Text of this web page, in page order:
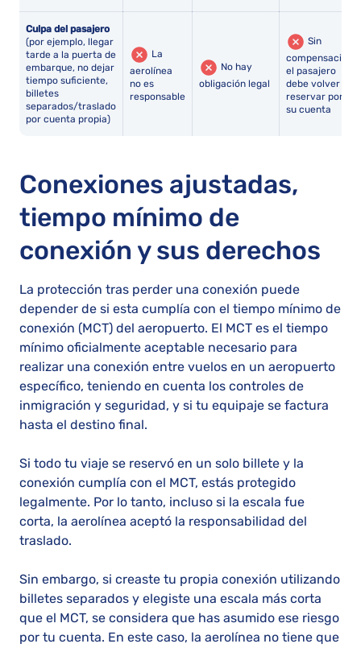
Culpa del pasajero
(por ejemplo, llegar
tarde a la puerta de
embarque, no dejar
tiempo suficiente,
billetes
separados/traslado
por cuenta propia)
La
aerolínea
no es
responsable
No hay
obligación legal
Sin
compensación:
el pasajero
debe volver a
reservar por
su cuenta
Conexiones ajustadas,
tiempo mínimo de
conexión y sus derechos
La protección tras perder una conexión puede
depender de si esta cumplía con el tiempo mínimo de
conexión (MCT) del aeropuerto. El MCT es el tiempo
mínimo oficialmente aceptable necesario para
realizar una conexión entre vuelos en un aeropuerto
específico, teniendo en cuenta los controles de
inmigración y seguridad, y si tu equipaje se factura
hasta el destino final.
Si todo tu viaje se reservó en un solo billete y la
conexión cumplía con el MCT, estás protegido
legalmente. Por lo tanto, incluso si la escala fue
corta, la aerolínea aceptó la responsabilidad del
traslado.
Sin embargo, si creaste tu propia conexión utilizando
billetes separados y elegiste una escala más corta
que el MCT, se considera que has asumido ese riesgo
por tu cuenta. En este caso, la aerolínea no tiene que